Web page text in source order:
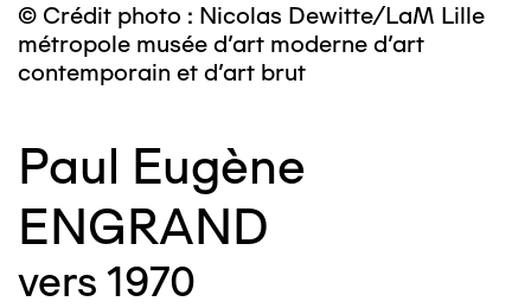
© Crédit photo : Nicolas Dewitte/LaM Lille
métropole musée d’art moderne d’art
contemporain et d’art brut
Paul Eugène
ENGRAND
vers 1970